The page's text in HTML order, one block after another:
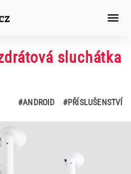
sluchátka
#ANDROID #PŘÍSLUŠENSTVÍ